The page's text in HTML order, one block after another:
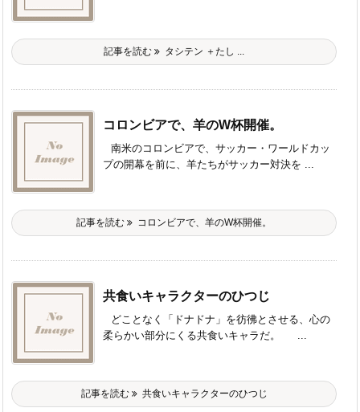
記事を読む タシテン ＋たし ...
コロンビアで、羊のW杯開催。
南米のコロンビアで、サッカー・ワールドカッ
プの開幕を前に、羊たちがサッカー対決を ...
記事を読む コロンビアで、羊のW杯開催。
共食いキャラクターのひつじ
どことなく「ドナドナ」を彷彿とさせる、心の
柔らかい部分にくる共食いキャラだ。 ...
記事を読む 共食いキャラクターのひつじ